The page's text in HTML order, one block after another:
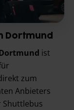
Dortmund
ist
zum
Anbieters
Shuttlebus